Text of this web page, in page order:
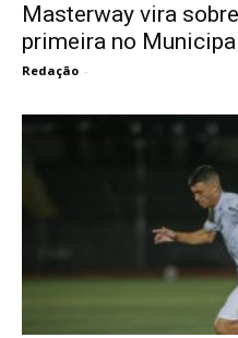
Masterway vira
primeira no
Redação -